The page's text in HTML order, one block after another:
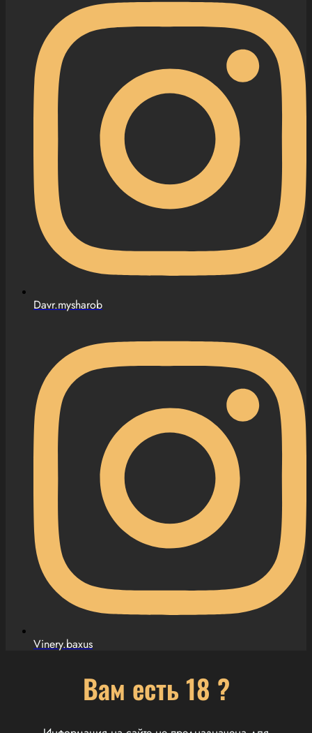
Davr.mysharob
Vinery.baxus
Вам есть 18 ?